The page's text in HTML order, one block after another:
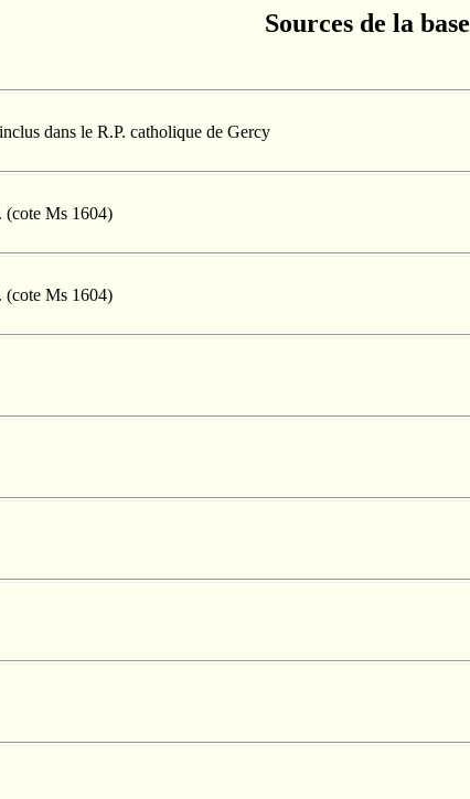
Sources de la base
dans le R.P. catholique de Gercy
(cote Ms 1604)
(cote Ms 1604)